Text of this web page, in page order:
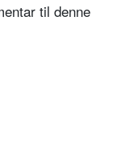
til denne